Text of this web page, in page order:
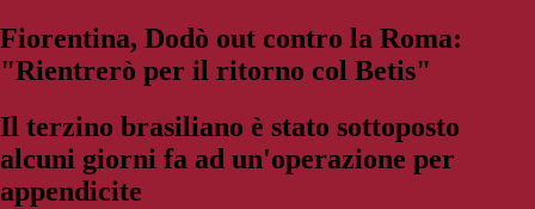
Fiorentina, Dodò out contro la Roma:
"Rientrerò per il ritorno col Betis"
Il terzino brasiliano è stato sottoposto
alcuni giorni fa ad un'operazione per
appendicite